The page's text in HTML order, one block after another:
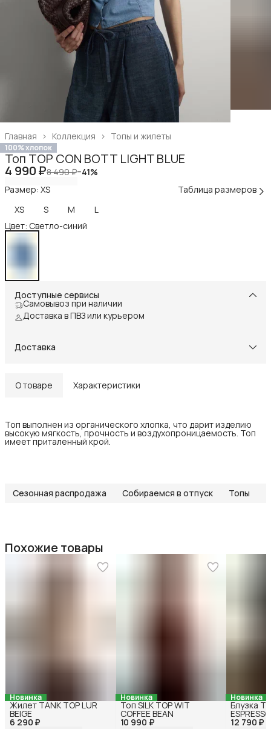
Топы и жилеты
Коллекция ›
Главная ›
100% хлопок
Топ TOP CON BOTT LIGHT BLUE
4 990 ₽8 490 ₽−41%
Размер: XS
Таблица размеров
XS
S M
L
Цвет: Светло-синий
Доступные сервисы
Самовывоз при наличии
Доставка в ПВЗ или курьером
Доставка
О товаре Характеристики
Топ выполнен из органического хлопка, что дарит изделию
высокую мягкость, прочность и воздухопроницаемость. Топ
имеет приталенный крой.
Сезонная распродажа Собираемся в отпуск Топы
Похожие товары
Новинка
6 290 ₽
Жилет TANK TOP LUR
BEIGE
Новинка
10 990 ₽
Топ SILK TOP WIT
COFFEE BEAN
Новинка
12 790 ₽
Блузка
ESPRESSO